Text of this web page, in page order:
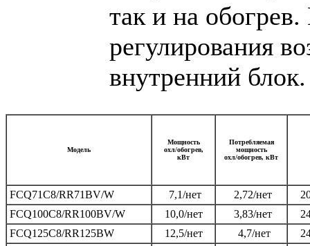
так и на
регулирования
внутренний
Модель
Мощность
охл/обогрев,
кВт
Потребляемая
мощность
охл/обогрев, кВт
FCQ71С8/RR71BV/W 7,1/нет 2,72/нет
FCQ100C8/RR100BV/W
10,0/нет 3,83/нет
FCQ125C8/RR125BW
12,5/нет 4,7/нет